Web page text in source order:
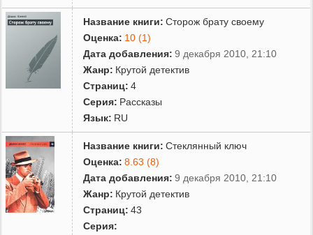
Название книги: Сторож брату своему
Оценка: 10 (1)
Дата добавления: 9 декабря 2010, 21:10
Жанр: Крутой детектив
Страниц: 4
Серия: Рассказы
Язык: RU
Название книги: Стеклянный ключ
Оценка: 8.63 (8)
Дата добавления: 9 декабря 2010, 21:10
Жанр: Крутой детектив
Страниц: 43
Серия: